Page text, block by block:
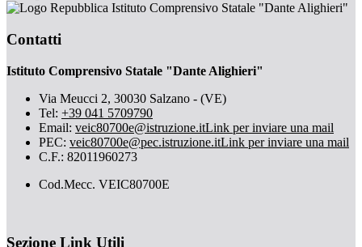
Istituto Comprensivo Statale "Dante Alighieri"
Contatti
Istituto Comprensivo Statale "Dante Alighieri"
Via Meucci 2, 30030 Salzano - (VE)
Tel: +39 041 5709790
Email: veic80700e@istruzione.itLink per inviare una mail
PEC: veic80700e@pec.istruzione.itLink per inviare una mail
C.F.: 82011960273
Cod.Mecc. VEIC80700E
Sezione Link Utili